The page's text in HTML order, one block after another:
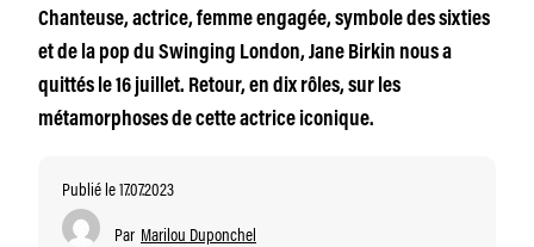
Chanteuse, actrice, femme engagée, symbole des sixties
et de la pop du Swinging London, Jane Birkin nous a
quittés le 16 juillet. Retour, en dix rôles, sur les
métamorphoses de cette actrice iconique.
Publié le 17.07.2023
Par Marilou Duponchel